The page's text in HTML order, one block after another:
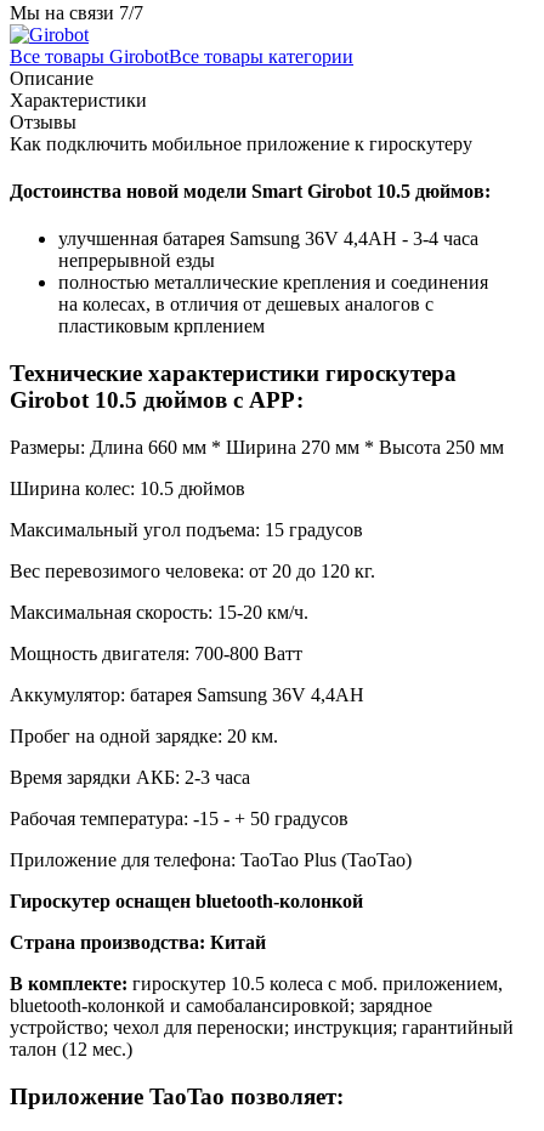
Мы на связи 7/7
Все товары GirobotВсе товары категории
Описание
Характеристики
Отзывы
Как подключить мобильное приложение к гироскутеру
Достоинства новой модели Smart Girobot 10.5 дюймов:
улучшенная батарея Samsung 36V 4,4AH - 3-4 часа
непрерывной езды
полностью металлические крепления и соединения
на колесах, в отличия от дешевых аналогов с
пластиковым крплением
Технические характеристики гироскутера
Girobot 10.5 дюймов с АРР:
Размеры: Длина 660 мм * Ширина 270 мм * Высота 250 мм
Ширина колес: 10.5 дюймов
Максимальный угол подъема: 15 градусов
Вес перевозимого человека: от 20 до 120 кг.
Максимальная скорость: 15-20 км/ч.
Мощность двигателя: 700-800 Ватт
Аккумулятор: батарея Samsung 36V 4,4AH
Пробег на одной зарядке: 20 км.
Время зарядки АКБ: 2-3 часа
Рабочая температура: -15 - + 50 градусов
Приложение для телефона: TaoTao Plus (TaoTao)
Гироскутер оснащен bluetooth-колонкой
Страна производства: Китай
В комплекте: гироскутер 10.5 колеса с моб. приложением,
bluetooth-колонкой и самобалансировкой; зарядное
устройство; чехол для переноски; инструкция; гарантийный
талон (12 мес.)
Приложение TaoTao позволяет: